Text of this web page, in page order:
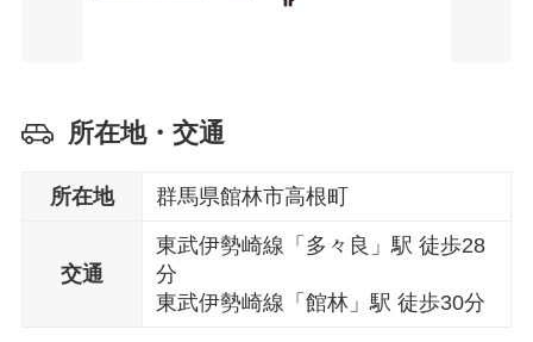
所在地・交通
所在地 群馬県館林市高根町
交通
東武伊勢崎線「多々良」駅 徒歩28
分
東武伊勢崎線「館林」駅 徒歩30分